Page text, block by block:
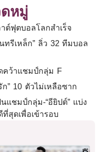
หมู่
ต์ฟุตบอลโลกสำเร็จ
ทรีเหล็ก” ลิ่ว 32 ทีมบอล
ดคว้าแชมป์กลุ่ม F
ก” 10 ตัวไม่เหลือซาก
นแชมป์กลุ่ม-“อียิปต์” แบ่ง
สุดเพื่อเข้ารอบ